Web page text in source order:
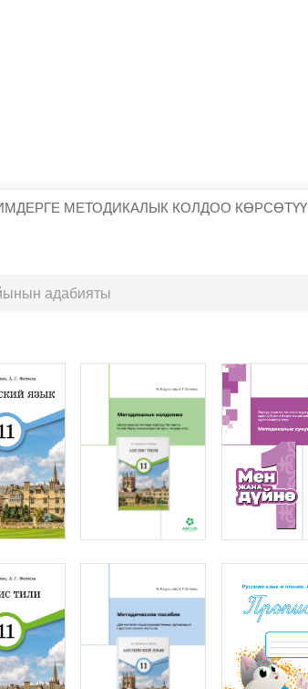
МЕТОДИКАЛЫК КОЛДОО КӨРСӨТҮҮ
адабияты